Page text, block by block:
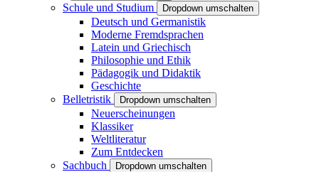
Schule und Studium Dropdown umschalten
Deutsch und Germanistik
Moderne Fremdsprachen
Latein und Griechisch
Philosophie und Ethik
Pädagogik und Didaktik
Geschichte
Belletristik
Dropdown umschalten
Neuerscheinungen
Klassiker
Weltliteratur
Zum Entdecken
Sachbuch
Dropdown umschalten